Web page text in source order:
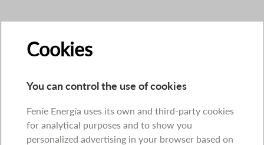
Cookies
You can control the use of cookies
Feníe Energía uses its own and third-party cookies
for analytical purposes and to show you
personalized advertising in your browser based on